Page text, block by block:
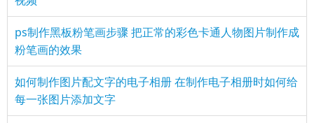
ps制作黑板粉笔画步骤 把正常的彩色卡通人物图片制作成
粉笔画的效果
如何制作图片配文字的电子相册 在制作电子相册时如何给
每一张图片添加文字